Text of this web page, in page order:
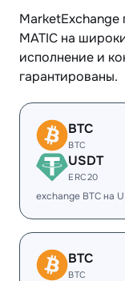
MarketExchange
MATIC на
исполнение и
гарантированы.
BTC
BTC
USDT
ERC20
exchange BTC на
BTC
BTC